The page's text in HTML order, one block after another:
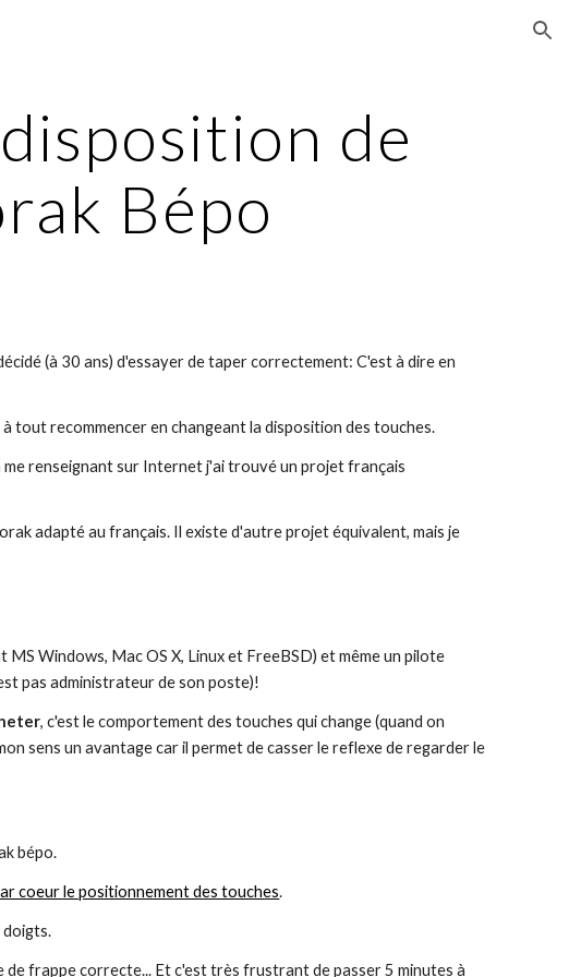
de
Bépo
(à 30 ans) d'essayer de taper correctement: C'est à dire en
tout recommencer en changeant la disposition des touches.
me renseignant sur Internet j'ai trouvé un projet français
adapté au français. Il existe d'autre projet équivalent, mais je
Windows, Mac OS X, Linux et FreeBSD) et même un pilote
pas administrateur de son poste)!
, c'est le comportement des touches qui change (quand on
sens un avantage car il permet de casser le reflexe de regarder le
bépo.
coeur le positionnement des touches.
doigts.
frappe correcte... Et c'est très frustrant de passer 5 minutes à